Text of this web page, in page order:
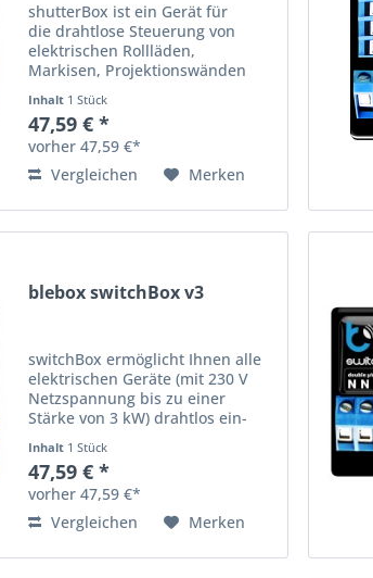
shutterBox ist ein Gerät für
die drahtlose Steuerung von
elektrischen Rollläden,
Markisen, Projektionswänden
Tablets, auch von überall auf der
Welt. Die Steuerung ermöglicht
die Automatisierung von
gekippten...
Inhalt 1 Stück
47,59 € *
vorher 47,59 €*
Vergleichen
Merken
blebox switchBox v3
switchBox ermöglicht Ihnen alle
elektrischen Geräte (mit 230 V
Netzspannung bis zu einer
Stärke von 3 kW) drahtlos ein-
Ihre Geräte mit mobilen Geräten
und PCs von jedem Ort auf der
Welt steuern. Mit...
Inhalt 1 Stück
47,59 € *
vorher 47,59 €*
Vergleichen
Merken